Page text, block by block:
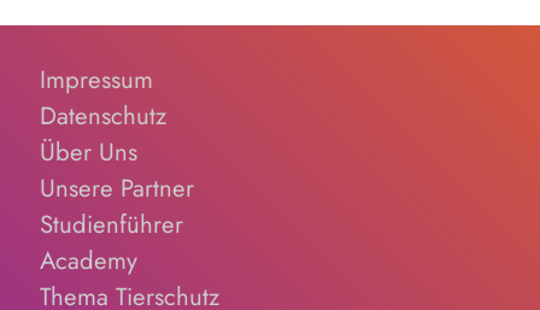
Impressum
Datenschutz
Über Uns
Unsere Partner
Studienführer
Academy
Thema Tierschutz